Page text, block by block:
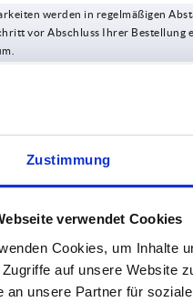
Zustimmung
verwendet Cookies
Cookies, um Inhalte
Zugriffe auf unsere Website
an unsere Partner für
werden in regelmäßigen
vor Abschluss Ihrer Bestellung
A —
A —
A —
B —